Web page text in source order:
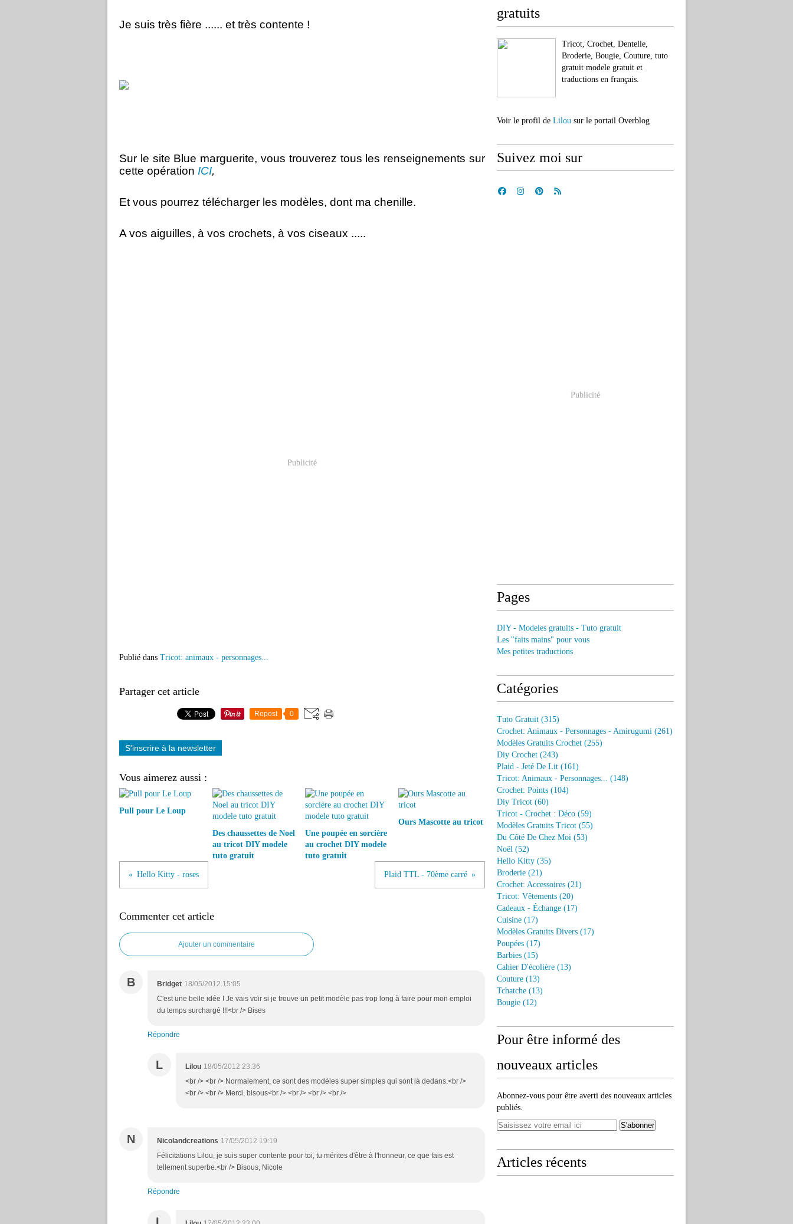
Je suis très fière ...... et très contente !
Sur le site Blue marguerite, vous trouverez tous les renseignements sur
cette opération ICI,
Et vous pourrez télécharger les modèles, dont ma chenille.
A vos aiguilles, à vos crochets, à vos ciseaux .....
Publicité
Publié dans Tricot: animaux - personnages...
Partager cet article
Repost 0
S'inscrire à la newsletter
Vous aimerez aussi :
Pull pour Le Loup
Des chaussettes de Noel
au tricot DIY modele
tuto gratuit
Une poupée en sorcière
au crochet DIY modele
tuto gratuit
Ours Mascotte au tricot
Hello Kitty - roses Plaid TTL - 70ème carré
Commenter cet article
Ajouter un commentaire
B Bridget 18/05/2012 15:05
C'est une belle idée ! Je vais voir si je trouve un petit modèle pas trop long à faire pour mon emploi
du temps surchargé !!!<br /> Bises
Répondre
L Lilou 18/05/2012 23:36
<br /> <br /> Normalement, ce sont des modèles super simples qui sont là dedans.<br />
<br /> <br /> Merci, bisous<br /> <br /> <br /> <br />
N Nicolandcreations 17/05/2012 19:19
Félicitations Lilou, je suis super contente pour toi, tu mérites d'être à l'honneur, ce que fais est
tellement superbe.<br /> Bisous, Nicole
Répondre
L
gratuits
Tricot, Crochet, Dentelle,
Broderie, Bougie, Couture, tuto
gratuit modele gratuit et
traductions en français.
Voir le profil de Lilou sur le portail Overblog
Suivez moi sur
Publicité
Pages
DIY - Modeles gratuits - Tuto gratuit
Les "faits mains" pour vous
Mes petites traductions
Catégories
Tuto Gratuit (315)
Crochet: Animaux - Personnages - Amirugumi (261)
Modèles Gratuits Crochet (255)
Diy Crochet (243)
Plaid - Jeté De Lit (161)
Tricot: Animaux - Personnages... (148)
Crochet: Points (104)
Diy Tricot (60)
Tricot - Crochet : Déco (59)
Modèles Gratuits Tricot (55)
Du Côté De Chez Moi (53)
Noël (52)
Hello Kitty (35)
Broderie (21)
Crochet: Accessoires (21)
Tricot: Vêtements (20)
Cadeaux - Échange (17)
Cuisine (17)
Modèles Gratuits Divers (17)
Poupées (17)
Barbies (15)
Cahier D'écolière (13)
Couture (13)
Tchatche (13)
Bougie (12)
Pour être informé des
nouveaux articles
Abonnez-vous pour être averti des nouveaux articles
publiés.
Articles récents